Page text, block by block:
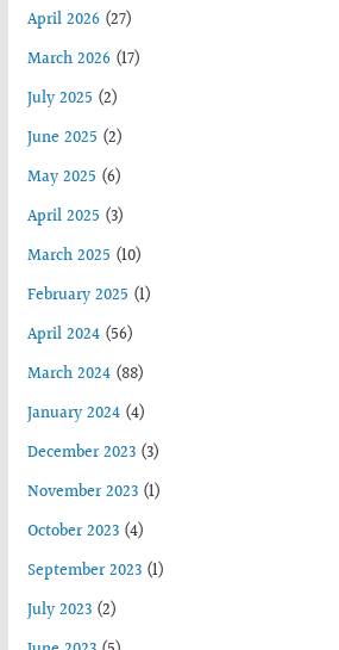
April 2026(27)
March 2026(17)
July 2025 (2)
June 2025 (2)
May 2025 (6)
April 2025 (3)
March 2025 (10)
February 2025 (1)
April 2024(56)
March 2024(88)
January 2024(4)
December 2023(3)
November 2023(1)
October 2023(4)
September 2023(1)
July 2023(2)